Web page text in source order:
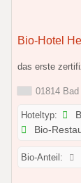
Bio-Hotel
das erste
01814
Hoteltyp:
Bio-
Bio-Anteil: